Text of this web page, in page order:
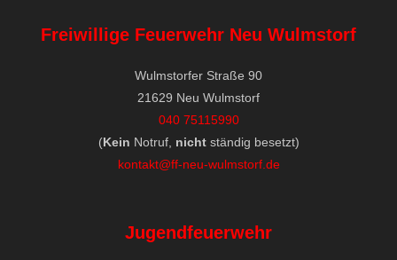
Freiwillige Feuerwehr Neu Wulmstorf
Wulmstorfer Straße 90
21629 Neu Wulmstorf
040 75115990
(Kein Notruf, nicht ständig besetzt)
kontakt@ff-neu-wulmstorf.de
Jugendfeuerwehr